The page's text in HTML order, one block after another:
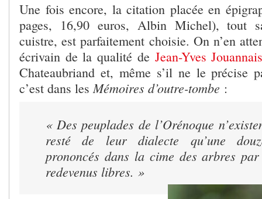
Une fois encore, la citation placée en
pages, 16,90 euros, Albin Michel), tout
cuistre, est parfaitement choisie. On n’en
écrivain de la qualité de Jean-Yves
Chateaubriand et, même s’il ne le précise
c’est dans lesMémoires d’outre-tombe :
« Des peuplades de l’Orénoque
resté de leur dialecte qu’une
prononcés dans la cime des arbres
redevenus libres. »